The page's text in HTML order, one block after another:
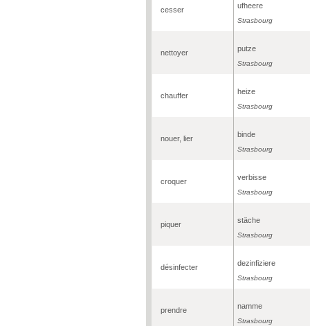
cesser ufheere
Strasbourg
nettoyer putze
Strasbourg
chauffer heize
Strasbourg
nouer, lier binde
Strasbourg
croquer verbisse
Strasbourg
piquer stäche
Strasbourg
désinfecter dezinfiziere
Strasbourg
prendre namme
Strasbourg